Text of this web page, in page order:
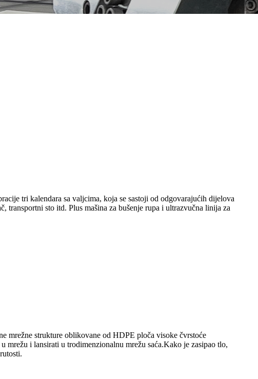
tri kalendara sa valjcima, koja se sastoji od odgovarajućih dijelova
transportni sto itd. Plus mašina za bušenje rupa i ultrazvučna linija za
mrežne strukture oblikovane od HDPE ploča visoke čvrstoće
mrežu i lansirati u trodimenzionalnu mrežu saća.Kako je zasipao tlo,